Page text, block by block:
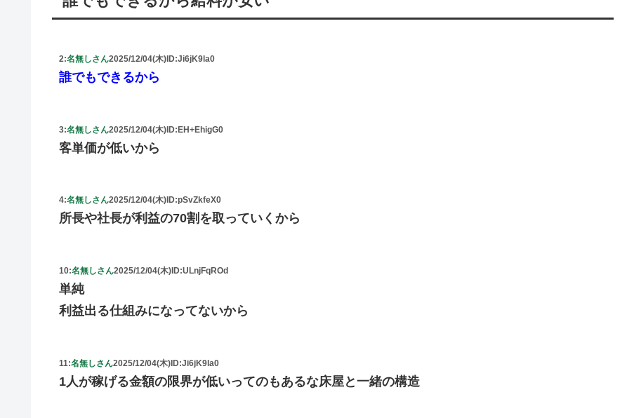
2:名無しさん2025/12/04(木)ID:Ji6jK9la0
誰でもできるから
3:名無しさん2025/12/04(木)ID:EH+EhigG0
客単価が低いから
4:名無しさん2025/12/04(木) ID:pSvZkfeX0
所長や社長が利益の70割を取っていくから
10:名無しさん2025/12/04(木) ID:ULnjFqROd
単純
利益出る仕組みになってないから
11:名無しさん2025/12/04(木) ID:Ji6jK9la0
1人が稼げる金額の限界が低いってのもあるな床屋と一緒の構造